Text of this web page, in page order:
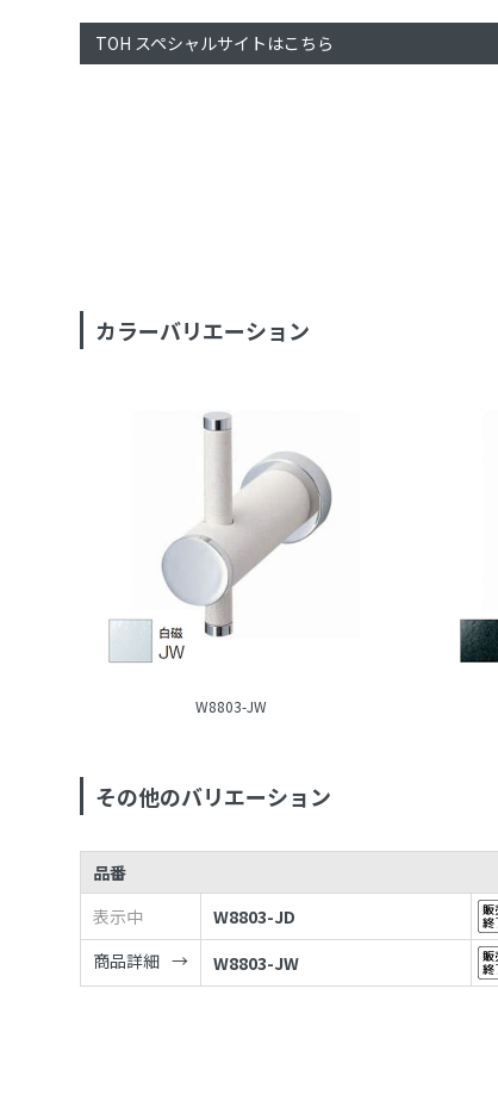
TOH スペシャルサイトはこちら
カラーバリエーション
W8803-JW
その他のバリエーション
品番
表示中
W8803-JD
商品詳細
W8803-JW